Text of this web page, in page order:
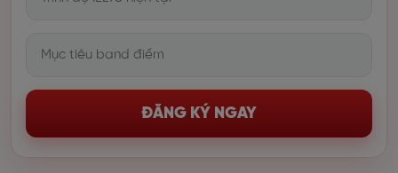
ĐĂNG KÝ NGAY